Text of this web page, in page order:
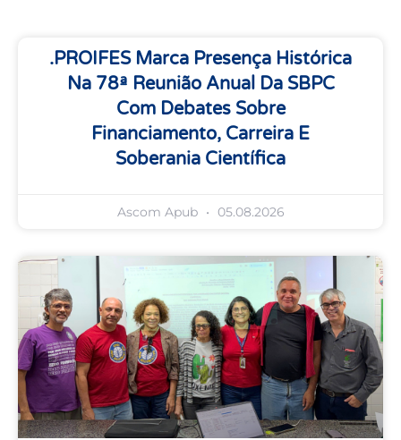
.PROIFES Marca Presença Histórica
Na 78ª Reunião Anual Da SBPC
Com Debates Sobre
Financiamento, Carreira E
Soberania Científica
Ascom Apub 05.08.2026